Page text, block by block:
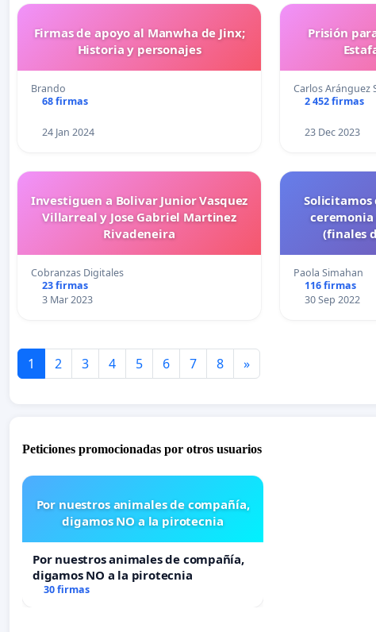
Firmas de apoyo al Manwha de Jinx;
Historia y personajes
Brando
68 firmas
24 Jan 2024
Prisión
Carlos Aránguez
2 452 firmas
23 Dec 2023
Investiguen a Bolivar Junior Vasquez
Villarreal y Jose Gabriel Martinez
Rivadeneira
Cobranzas Digitales
23 firmas
3 Mar 2023
Solicitamos
ceremonia
(finales
Paola Simahan
116 firmas
30 Sep 2022
1 2 3 4 5 6 7 8 »
Peticiones promocionadas por otros usuarios
Por nuestros animales de compañía,
digamos NO a la pirotecnia
Por nuestros animales de compañía,
digamos NO a la pirotecnia
30 firmas